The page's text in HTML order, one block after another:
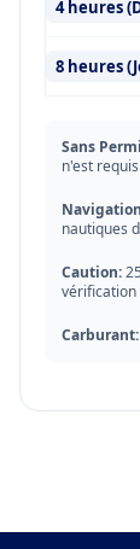
4 heures
8 heures
Sans
n'est
nautiques
Caution:
vérification
Carburant: